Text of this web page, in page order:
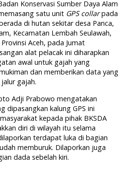
Konservasi Sumber Daya Alam
satu unit GPS collarpada
di hutan sekitar desa Panca,
Kecamatan Lembah Seulawah,
Aceh, pada Jumat
alat pelacak ini diharapkan
awal untuk gajah yang
dan memberikan data yang
gajah.
Adji Prabowo mengatakan
dipasangkan kalung GPS ini
kepada pihak BKSDA
diri di wilayah itu selama
terdapat luka di bagian
memburuk. Dilaporkan juga
dada sebelah kiri.